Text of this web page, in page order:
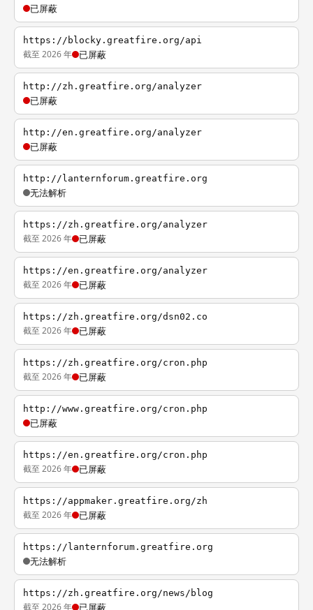
已屏蔽
https://blocky.greatfire.org/api
截至 2026 年 已屏蔽
http://zh.greatfire.org/analyzer
已屏蔽
http://en.greatfire.org/analyzer
已屏蔽
http://lanternforum.greatfire.org
无法解析
https://zh.greatfire.org/analyzer
截至 2026 年 已屏蔽
https://en.greatfire.org/analyzer
截至 2026 年 已屏蔽
https://zh.greatfire.org/dsn02.co
截至 2026 年 已屏蔽
https://zh.greatfire.org/cron.php
截至 2026 年 已屏蔽
http://www.greatfire.org/cron.php
已屏蔽
https://en.greatfire.org/cron.php
截至 2026 年 已屏蔽
https://appmaker.greatfire.org/zh
截至 2026 年 已屏蔽
https://lanternforum.greatfire.org
无法解析
https://zh.greatfire.org/news/blog
截至 2026 年 已屏蔽